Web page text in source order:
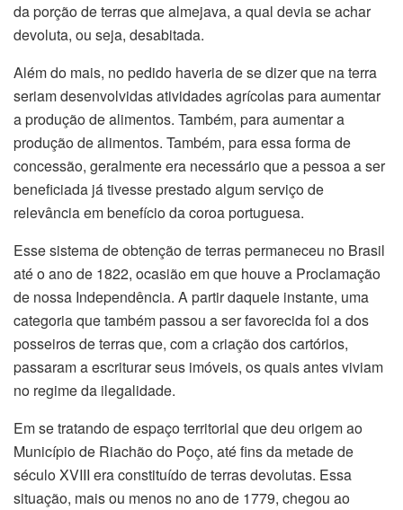
da porção de terras que almejava, a qual devia se achar
devoluta, ou seja, desabitada.
Além do mais, no pedido haveria de se dizer que na terra
seriam desenvolvidas atividades agrícolas para aumentar
a produção de alimentos. Também, para aumentar a
produção de alimentos. Também, para essa forma de
concessão, geralmente era necessário que a pessoa a ser
beneficiada já tivesse prestado algum serviço de
relevância em benefício da coroa portuguesa.
Esse sistema de obtenção de terras permaneceu no Brasil
até o ano de 1822, ocasião em que houve a Proclamação
de nossa Independência. A partir daquele instante, uma
categoria que também passou a ser favorecida foi a dos
posseiros de terras que, com a criação dos cartórios,
passaram a escriturar seus imóveis, os quais antes viviam
no regime da ilegalidade.
Em se tratando de espaço territorial que deu origem ao
Município de Riachão do Poço, até fins da metade de
século XVIII era constituído de terras devolutas. Essa
situação, mais ou menos no ano de 1779, chegou ao